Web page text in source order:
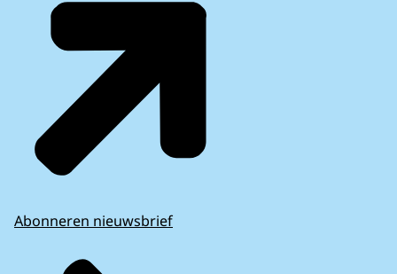
Abonneren nieuwsbrief